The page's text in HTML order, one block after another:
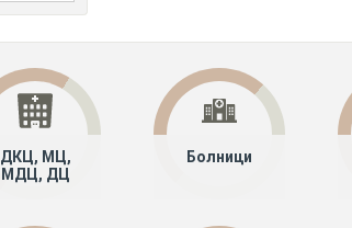
ДКЦ, МЦ,
МДЦ, ДЦ
Болници